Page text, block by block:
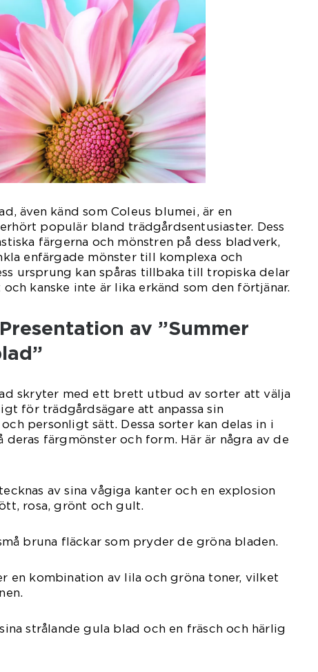
även känd som Coleus blumei, är en
populär bland trädgårdsentusiaster. Dess
färgerna och mönstren på dess bladverk,
enfärgade mönster till komplexa och
ursprung kan spåras tillbaka till tropiska delar
kanske inte är lika erkänd som den förtjänar.
av ”Summer
skryter med ett brett utbud av sorter att välja
för trädgårdsägare att anpassa sin
personligt sätt. Dessa sorter kan delas in i
färgmönster och form. Här är några av de
av sina vågiga kanter och en explosion
rosa, grönt och gult.
bruna fläckar som pryder de gröna bladen.
en kombination av lila och gröna toner, vilket
strålande gula blad och en fräsch och härlig